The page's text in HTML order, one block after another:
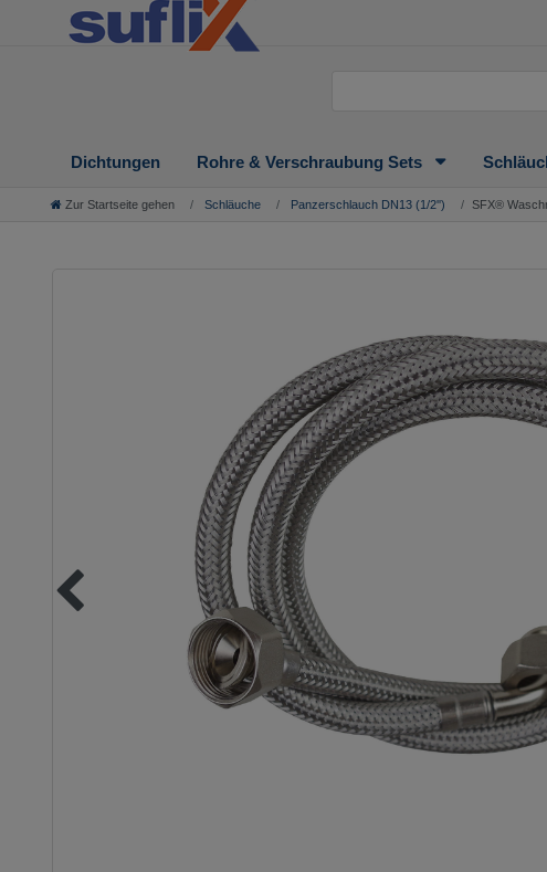
Dichtungen Rohre & Verschraubung Sets
Zur Startseite gehen Schläuche Panzerschlauch DN13 (1/2'') SFX®